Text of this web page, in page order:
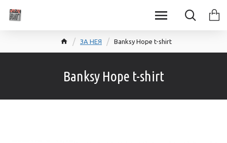
ЗА НЕЯ Banksy Hope t-shirt
Banksy Hope t-shirt